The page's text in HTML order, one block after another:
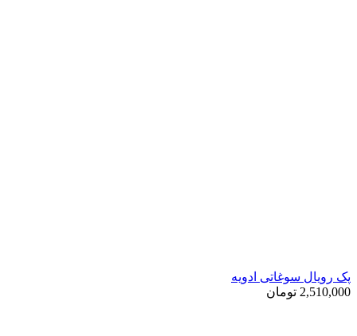
پک رویال سوغاتی ادویه
2,510,000 تومان